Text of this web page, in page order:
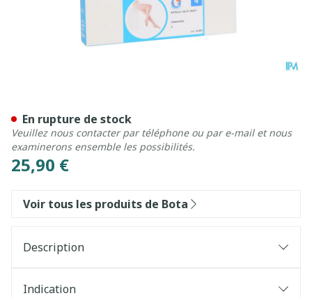
25,90 €
En rupture de stock
Veuillez nous contacter par téléphone ou par e-mail et nous
examinerons ensemble les possibilités.
Voir tous les produits de Bota
Description
Indication